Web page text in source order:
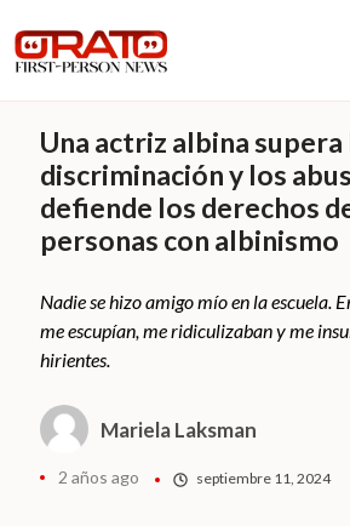
Una actriz albina supera
discriminación y los
defiende los derechos
personas con albinismo
Nadie se hizo amigo mío en la escuela.
me escupían, me ridiculizaban y me
hirientes.
Mariela Laksman
2 años ago septiembre 11, 2024